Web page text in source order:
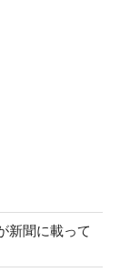
新聞に載って